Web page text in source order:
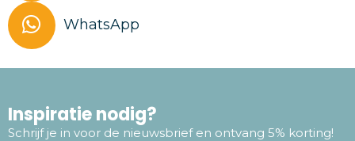
WhatsApp
Inspiratie nodig?
Schrijf je in voor de nieuwsbrief en ontvang 5% korting!